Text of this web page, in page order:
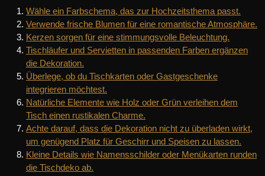
Wähle ein Farbschema, das zur Hochzeitsthema passt.
Verwende frische Blumen für eine romantische Atmosphäre.
Kerzen sorgen für eine stimmungsvolle Beleuchtung.
Tischläufer und Servietten in passenden Farben ergänzen
die Dekoration.
Überlege, ob du Tischkarten oder Gastgeschenke
integrieren möchtest.
Natürliche Elemente wie Holz oder Grün verleihen dem
Tisch einen rustikalen Charme.
Achte darauf, dass die Dekoration nicht zu überladen wirkt,
um genügend Platz für Geschirr und Speisen zu lassen.
Kleine Details wie Namensschilder oder Menükarten runden
die Tischdeko ab.